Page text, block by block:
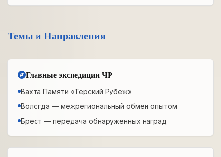
Темы и Направления
Главные экспедиции ЧР
Вахта Памяти «Терский Рубеж»
Вологда — межрегиональный обмен опытом
Брест — передача обнаруженных наград